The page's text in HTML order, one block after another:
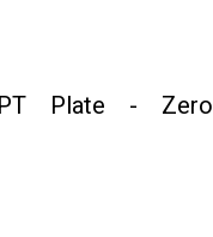
Plate - Zero